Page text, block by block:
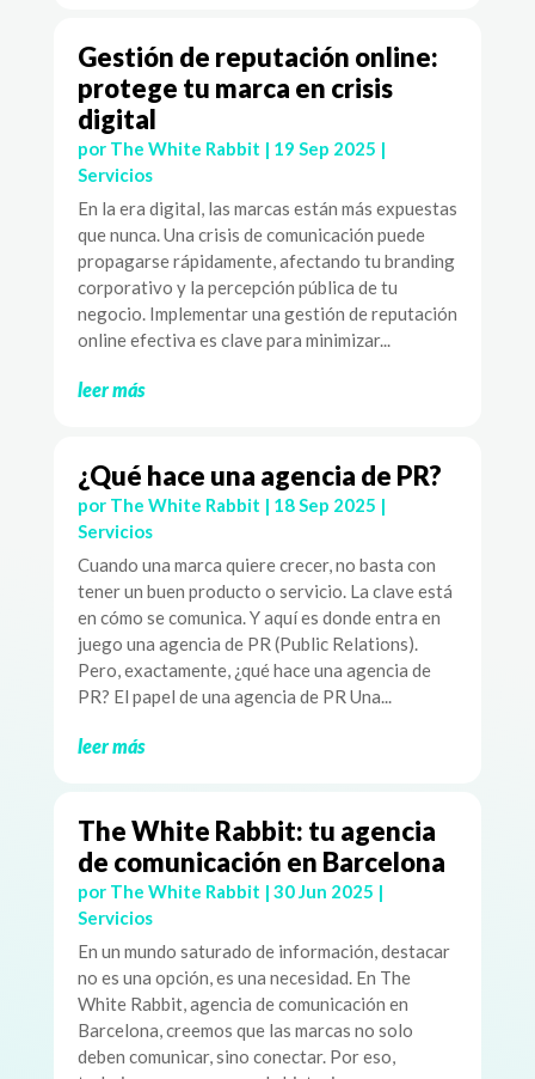
Gestión de reputación online:
protege tu marca en crisis
digital
por The White Rabbit | 19 Sep 2025 |
Servicios
En la era digital, las marcas están más expuestas
que nunca. Una crisis de comunicación puede
propagarse rápidamente, afectando tu branding
corporativo y la percepción pública de tu
negocio. Implementar una gestión de reputación
online efectiva es clave para minimizar...
leer más
¿Qué hace una agencia de PR?
por The White Rabbit | 18 Sep 2025 |
Servicios
Cuando una marca quiere crecer, no basta con
tener un buen producto o servicio. La clave está
en cómo se comunica. Y aquí es donde entra en
juego una agencia de PR (Public Relations).
Pero, exactamente, ¿qué hace una agencia de
PR? El papel de una agencia de PR Una...
leer más
The White Rabbit: tu agencia
de comunicación en Barcelona
por The White Rabbit | 30 Jun 2025 |
Servicios
En un mundo saturado de información, destacar
no es una opción, es una necesidad. En The
White Rabbit, agencia de comunicación en
Barcelona, creemos que las marcas no solo
deben comunicar, sino conectar. Por eso,